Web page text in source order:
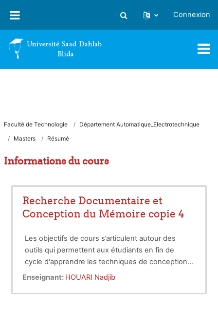
Activer/désactiver la saisie
Connexion
Faculté de Technologie
Département Automatique_Electrotechnique
Masters
Résumé
Informations du cours
Recherche Documentaire et
Conception du Mémoire copie 4
Les objectifs de cours s’articulent autour des
outils qui permettent aux étudiants en fin de
cycle d'apprendre les techniques de conception
d'un mémoire de la phase du choix du thème
phases de recherche documentaire, la rédaction
Enseignant: HOUARI Nadjib